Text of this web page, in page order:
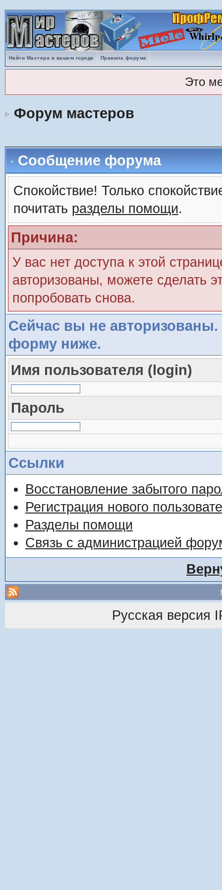
Найти Мастера в вашем городе Правила форума
Это
Форум мастеров
Сообщение форума
Спокойствие! Только
почитать разделы помощи.
Причина:
У вас нет доступа к этой
авторизованы, можете сделать
попробовать снова.
Сейчас вы не авторизованы.
форму ниже.
Имя пользователя (login)
Пароль
Ссылки
Восстановление забытого
Регистрация нового
Разделы помощи
Связь с администрацией
Русская версия